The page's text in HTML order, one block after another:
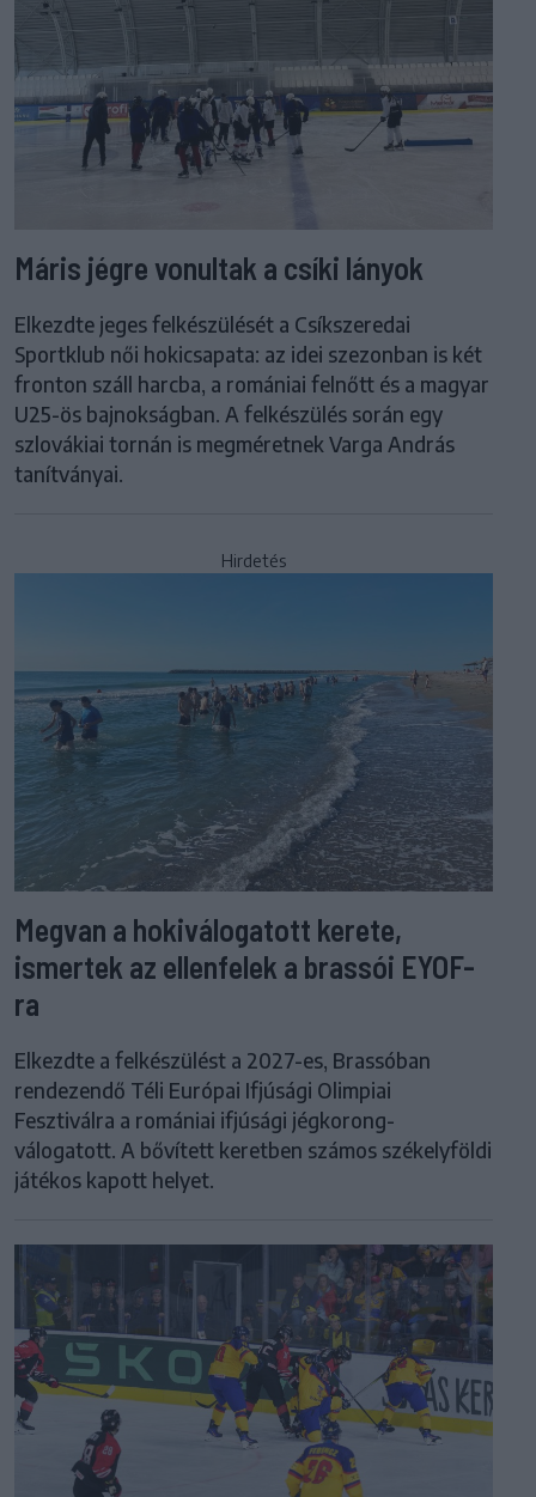
Máris jégre vonultak a csíki lányok
Elkezdte jeges felkészülését a Csíkszeredai
Sportklub női hokicsapata: az idei szezonban is két
fronton száll harcba, a romániai felnőtt és a magyar
U25-ös bajnokságban. A felkészülés során egy
szlovákiai tornán is megméretnek Varga András
tanítványai.
Hirdetés
Megvan a hokiválogatott kerete,
ismertek az ellenfelek a brassói EYOF-
ra
Elkezdte a felkészülést a 2027-es, Brassóban
rendezendő Téli Európai Ifjúsági Olimpiai
Fesztiválra a romániai ifjúsági jégkorong-
válogatott. A bővített keretben számos székelyföldi
játékos kapott helyet.